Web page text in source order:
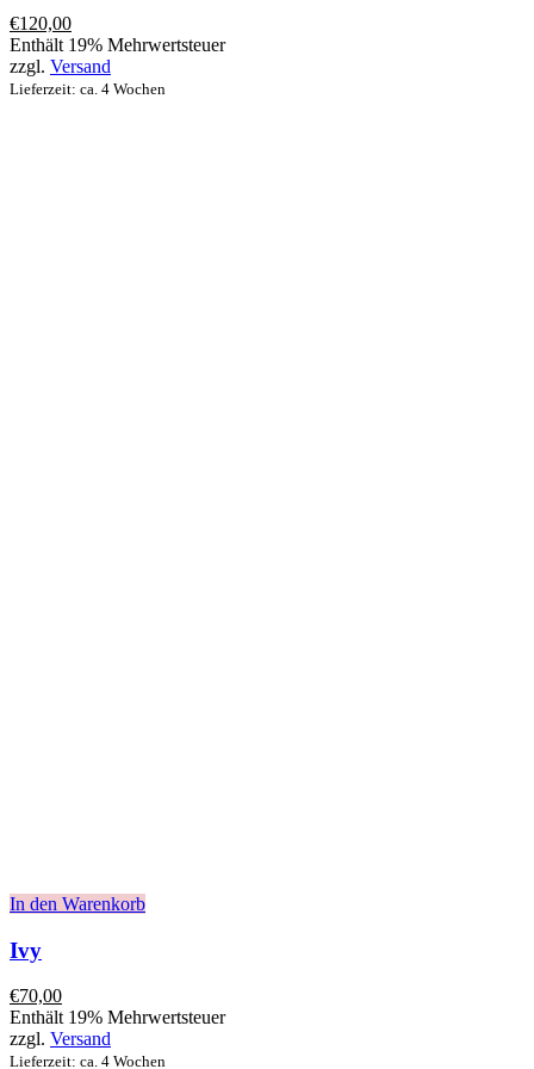
€120,00
Enthält 19% Mehrwertsteuer
zzgl. Versand
Lieferzeit: ca. 4 Wochen
In den Warenkorb
Ivy
€70,00
Enthält 19% Mehrwertsteuer
zzgl. Versand
Lieferzeit: ca. 4 Wochen